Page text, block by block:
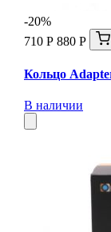
-20%
710 Р 880 Р
Кольцо
В наличии